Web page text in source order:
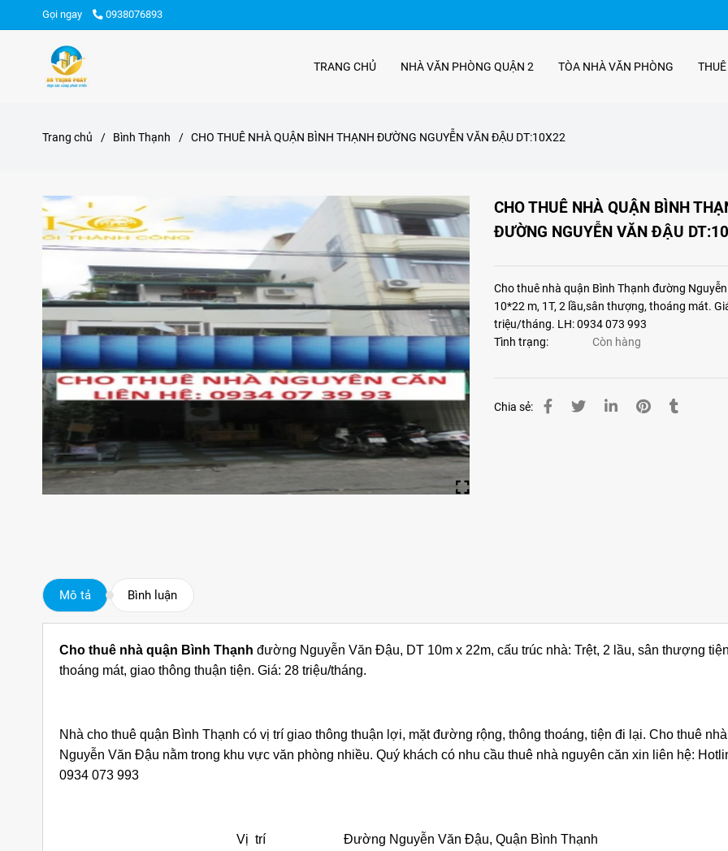
Gọi ngay 0938076893
TRANG CHỦ NHÀ VĂN PHÒNG QUẬN 2 TÒA NHÀ VĂN PHÒNG
Trang chủ / Bình Thạnh / CHO THUÊ NHÀ QUẬN BÌNH THẠNH ĐƯỜNG NGUYỄN VĂN ĐẬU DT:10X22
CHO THUÊ NHÀ QUẬN BÌNH
ĐƯỜNG NGUYỄN VĂN ĐẬU
Cho thuê nhà quận Bình Thạnh đường
10*22 m, 1T, 2 lầu,sân thượng, thoáng mát.
triệu/tháng. LH: 0934 073 993
Tình trạng:
Còn hàng
Chia sẻ:
Mô tả Bình luận
C ho thuê nhà quận Bình Thạnh đường Nguyễn Văn Đậu, DT 10m x 22m, cấu trúc nhà: Trệt, 2 lầu, sân thượng
thoáng mát, giao thông thuận tiện. Giá: 28 triệu/tháng.
Nhà cho thuê quận Bình Thạnh có vị trí giao thông thuận lợi, mặt đường rộng, thông thoáng, tiện đi lại. Cho thuê
Nguyễn Văn Đậu nằm trong khu vực văn phòng nhiều. Quý khách có nhu cầu thuê nhà nguyên căn xin liên hệ:
0934 073 993
Vị trí
Đường Nguyễn Văn Đậu, Quận Bình Thạnh